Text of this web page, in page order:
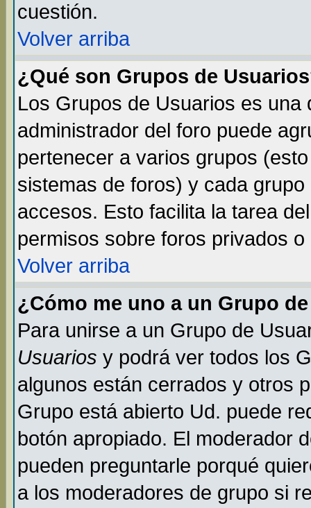
cuestión.
Volver arriba
¿Qué son Grupos de
Los Grupos de Usuarios es una
administrador del foro puede
pertenecer a varios grupos
sistemas de foros) y cada
accesos. Esto facilita la tarea
permisos sobre foros privados
Volver arriba
¿Cómo me uno a un Grupo
Para unirse a un Grupo de
Usuarios y podrá ver todos los
algunos están cerrados y otros
Grupo está abierto Ud. puede
botón apropiado. El moderador
pueden preguntarle porqué
a los moderadores de grupo si